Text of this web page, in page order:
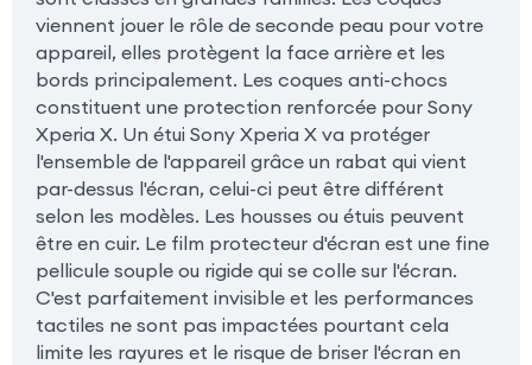
viennent jouer le rôle de seconde peau pour votre
appareil, elles protègent la face arrière et les
bords principalement. Les coques anti-chocs
constituent une protection renforcée pour Sony
Xperia X. Un étui Sony Xperia X va protéger
l'ensemble de l'appareil grâce un rabat qui vient
par-dessus l'écran, celui-ci peut être différent
selon les modèles. Les housses ou étuis peuvent
être en cuir. Le film protecteur d'écran est une fine
pellicule souple ou rigide qui se colle sur l'écran.
C'est parfaitement invisible et les performances
tactiles ne sont pas impactées pourtant cela
limite les rayures et le risque de briser l'écran en